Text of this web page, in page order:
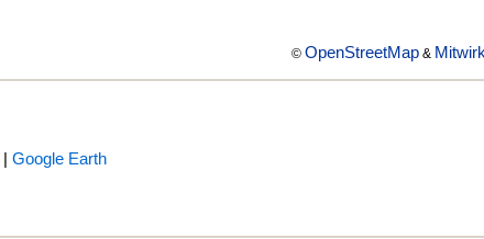
© OpenStreetMap &
| Google Earth